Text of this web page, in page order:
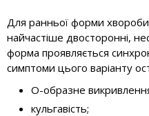
Для ранньої форми хвороби
найчастіше двосторонні,
форма проявляється
симптоми цього варіанту
О-образне
кульгавість;